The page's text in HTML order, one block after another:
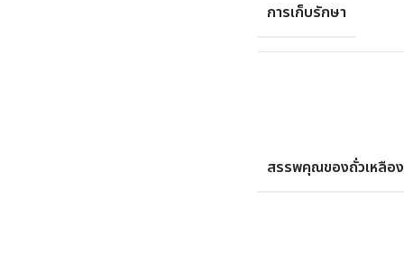
การเก็บรักษา
สรรพคุณของถั่วเหลือง